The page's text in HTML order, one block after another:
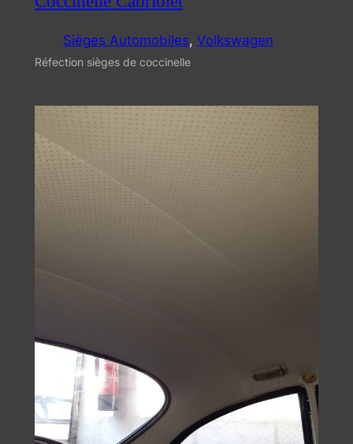
Sièges Automobiles, Volkswagen
Réfection sièges de coccinelle